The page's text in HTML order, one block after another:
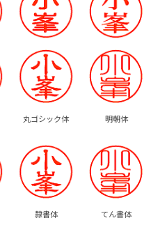
丸ゴシック体 明朝体
隷書体 てん書体